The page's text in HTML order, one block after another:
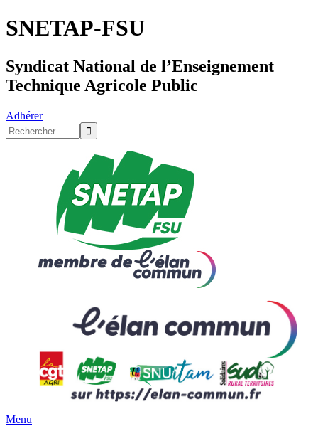
SNETAP-FSU
Syndicat National de l’Enseignement
Technique Agricole Public
Adhérer
Menu